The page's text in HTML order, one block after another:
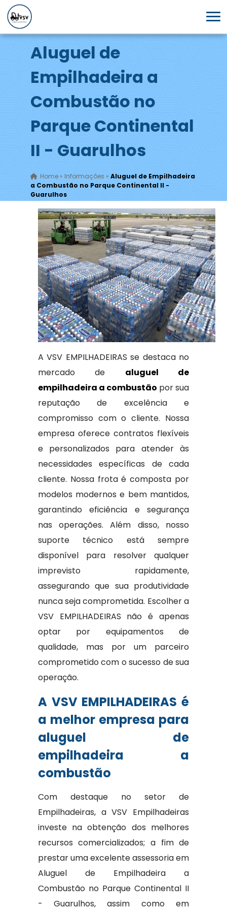
Aluguel de
Empilhadeira a
Combustão no
Parque Continental
II - Guarulhos
Home» Informações » Aluguel de Empilhadeira
a Combustão no Parque Continental II -
Guarulhos
A VSV EMPILHADEIRAS se destaca no
mercado de aluguel de
empilhadeira a combustão por sua
reputação de excelência e
compromisso com o cliente. Nossa
empresa oferece contratos flexíveis
e personalizados para atender às
necessidades específicas de cada
cliente. Nossa frota é composta por
modelos modernos e bem mantidos,
garantindo eficiência e segurança
nas operações. Além disso, nosso
suporte técnico está sempre
disponível para resolver qualquer
imprevisto rapidamente,
assegurando que sua produtividade
nunca seja comprometida. Escolher a
VSV EMPILHADEIRAS não é apenas
optar por equipamentos de
qualidade, mas por um parceiro
comprometido com o sucesso de sua
operação.
A VSV EMPILHADEIRAS é
a melhor empresa para
aluguel de
empilhadeira a
combustão
Com destaque no setor de
Empilhadeiras, a VSV Empilhadeiras
investe na obtenção dos melhores
recursos comercializados; a fim de
prestar uma excelente assessoria em
Aluguel de Empilhadeira a
Combustão no Parque Continental II
- Guarulhos, assim como em